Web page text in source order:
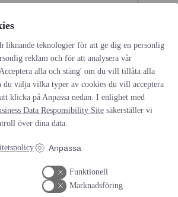
e-postadress och webbplats i denna
jag skriver en kommentar.
liknande teknologier för att ge dig en personlig
reklam och för att analysera vår
alla och stäng' om du vill tillåta alla
du välja vilka typer av cookies du vill acceptera
klicka på Anpassa nedan. I enlighet med
Data Responsibility Site säkerställer vi
över dina data.
Anpassa
Funktionell
Marknadsföring